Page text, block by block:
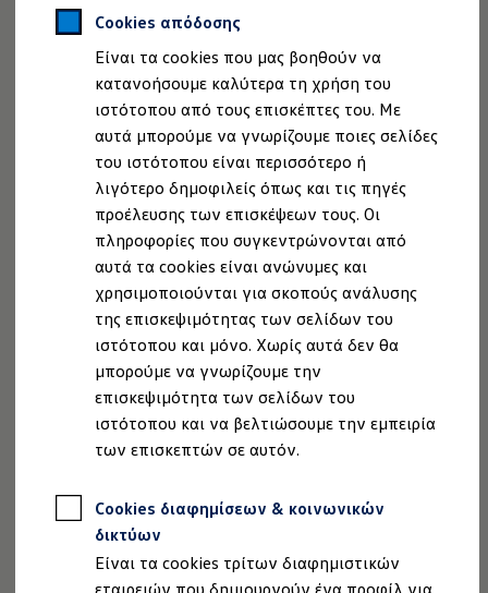
Cookies απόδοσης
Είναι τα cookies που μας βοηθούν να
κατανοήσουμε καλύτερα τη χρήση του
ιστότοπου από τους επισκέπτες του. Με
αυτά μπορούμε να γνωρίζουμε ποιες σελίδες
του ιστότοπου είναι περισσότερο ή
λιγότερο δημοφιλείς όπως και τις πηγές
προέλευσης των επισκέψεων τους. Οι
πληροφορίες που συγκεντρώνονται από
αυτά τα cookies είναι ανώνυμες και
χρησιμοποιούνται για σκοπούς ανάλυσης
της επισκεψιμότητας των σελίδων του
ιστότοπου και μόνο. Χωρίς αυτά δεν θα
μπορούμε να γνωρίζουμε την
επισκεψιμότητα των σελίδων του
ιστότοπου και να βελτιώσουμε την εμπειρία
των επισκεπτών σε αυτόν.
Cookies διαφημίσεων & κοινωνικών
δικτύων
Είναι τα cookies τρίτων διαφημιστικών
εταιρειών που δημιουργούν ένα προφίλ για
Χρηματοδότηση και Leasing
Volkswagen Easy Living
Χρηματοδότηση Auto Credit
Χρηματοδότηση Classic Credit
Καινοτόμες Τεχνολογίες
Ιδιοκτήτες και υπηρεσίες After Sales
myVolkswagen
Service και γνήσια ανταλλακτικά
Επιθεώρηση & ΚΤΕΟ
Επισκευές & έλεγχοι
Λιπαντικά κινητήρα και υγρά
Τροχοί και ελαστικά
Οδική Βοήθεια
Volkswagen Service
Ανταλλακτικά Volkswagen
Γνήσια αξεσουάρ Volkswagen
Γνήσια αξεσουάρ Volkswagen ειδικά για κάθε
Εσωτερική και εξωτερική προστασία
Λύσεις μεταφοράς και αποσκευών
Ψυχαγωγία και ηλεκτρονικές συσκευές
Εξατομίκευση
Επιτοίχιος σταθμός φόρτισης και καλώδια
Συλλογές Lifestyle
Εφαρμογές Volkswagen, σύνδεση και
Σύνδεση κινητού τηλεφώνου και οχήματος
We Charge - Υπηρεσία Φόρτισης
Πληροφορίες Πελάτη
στον έξυπνο online υπολογισμό διαδρομής, μπορείτε να
αντιδράτε ευέλικτα σε μεταβαλλόμενες συνθήκες και να
βρίσκεστε έτσι στη βέλτιστη διαδρομή. Με την Online
ενημέρωση χαρτών, το υλικό χαρτών σας είναι πάντα
επίκαιρο. Και με τις τρέχουσες πληροφορίες για τιμές
πρατηρίων και ελεύθερους χώρους στάθμευσης σε κλειστά
πάρκινγκ ή σε δημόσιους χώρους πάρκινγκ, φτάνετε πιο
ξεκούραστα στον προορισμό σας.
Περισσότερα για το VW Connect Plus
Νομική Σημείωση Προστασία Δεδομένων
Imprint
Πολιτική cookies
Άδειες Χρήσης Τρίτων
Πληροφορίες Ασφαλείας Προϊόντων
Volkswagen AG (Στοιχεία έκδοσης και νομικά κείμενα)
Δήλωση Προσβασιμότητας
Ανάκληση Ψηφιακών υπηρεσιών